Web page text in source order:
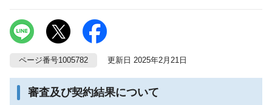
ページ番号1005782 更新日 2025年2月21日
審査及び契約結果について